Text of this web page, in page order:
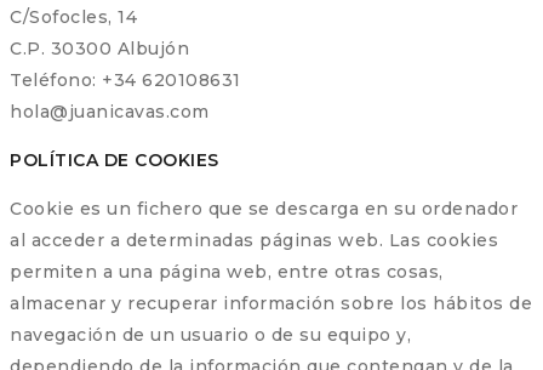
C/Sofocles, 14
C.P. 30300 Albujón
Teléfono: +34 620108631
hola@juanicavas.com
POLÍTICA DE COOKIES
Cookie es un fichero que se descarga en su ordenador
al acceder a determinadas páginas web. Las cookies
permiten a una página web, entre otras cosas,
almacenar y recuperar información sobre los hábitos de
navegación de un usuario o de su equipo y,